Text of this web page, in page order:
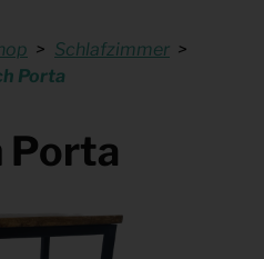
Schlafzimmer
Porta
Porta